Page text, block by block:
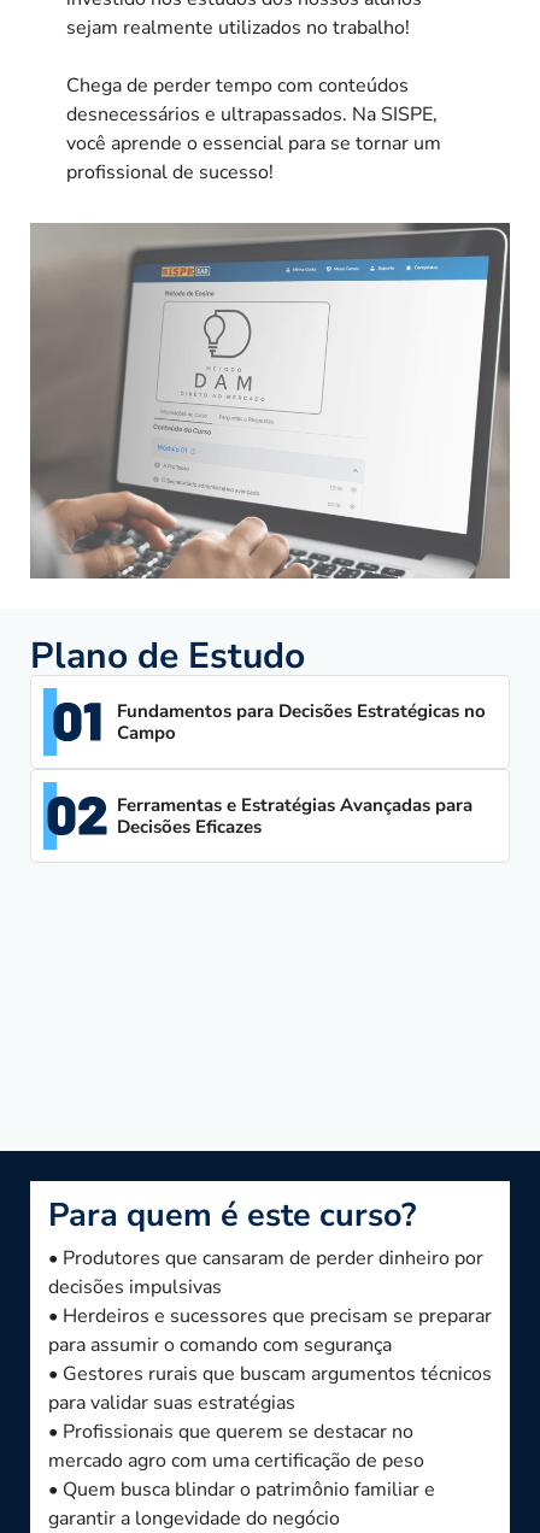
sejam realmente utilizados no trabalho!
Chega de perder tempo com conteúdos
desnecessários e ultrapassados. Na SISPE,
você aprende o essencial para se tornar um
profissional de sucesso!
Plano de Estudo
Fundamentos para Decisões Estratégicas no
Campo
Ferramentas e Estratégias Avançadas para
Decisões Eficazes
Para quem é este curso?
• Produtores que cansaram de perder dinheiro por
decisões impulsivas
• Herdeiros e sucessores que precisam se preparar
para assumir o comando com segurança
• Gestores rurais que buscam argumentos técnicos
para validar suas estratégias
• Profissionais que querem se destacar no
mercado agro com uma certificação de peso
• Quem busca blindar o patrimônio familiar e
garantir a longevidade do negócio